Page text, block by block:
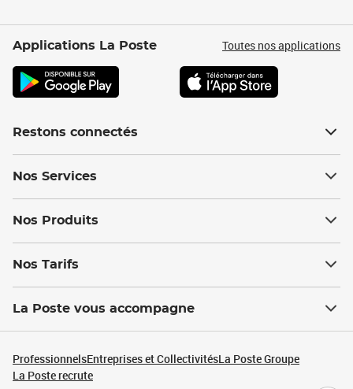
Applications La Poste Toutes nos applications
Restons connectés
Nos Services
Nos Produits
Nos Tarifs
La Poste vous accompagne
ProfessionnelsEntreprises et CollectivitésLa Poste Groupe
La Poste recrute